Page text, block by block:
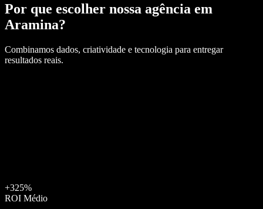
Por que escolher nossa agência em
Aramina?
Combinamos dados, criatividade e tecnologia para entregar
resultados reais.
+325%
ROI Médio